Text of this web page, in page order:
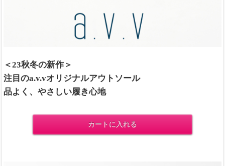
＜23秋冬の新作＞
注目のa.v.vオリジナルアウトソール
品よく、やさしい履き心地
カートに入れる